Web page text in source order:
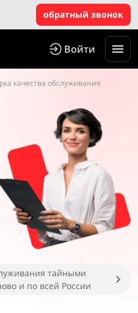
обратный звонок
Войти
качества обслуживания
тайными
и по всей России